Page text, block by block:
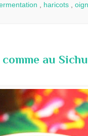
haricots
au